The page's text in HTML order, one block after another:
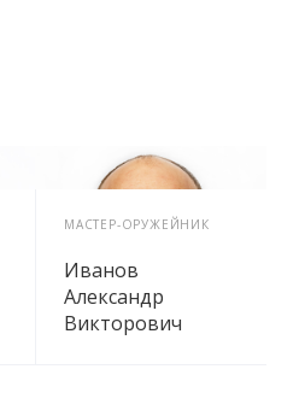
МАСТЕР-ОРУЖЕЙНИК
Иванов
Александр
Викторович